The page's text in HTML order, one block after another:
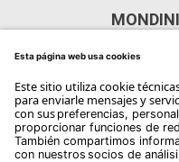
Phone:
Email: